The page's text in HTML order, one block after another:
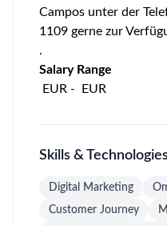
Campos unter der
1109 gerne zur
.
Salary Range
EUR - EUR
Skills &
Digital Marketing
Customer Journey